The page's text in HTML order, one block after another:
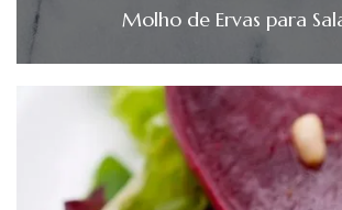
Molho de Ervas para